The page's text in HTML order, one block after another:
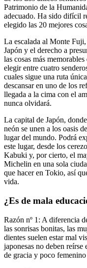
Patrimonio de la
adecuado. Ha sido difícil
elegido las 20 mejores
La escalada al Monte
Japón y el derecho a
las cosas más
elegir entre cuatro
cuales sigue una ruta
descansar en uno de los
llegada a la cima con el
nunca olvidará.
La capital de Japón,
neón se unen a los oasis
lugar del mundo. Podrá
este lugar, desde los
Kabuki y, por cierto, el
Michelin en una sola
que hacer en Tokio, así
vida.
¿Es de mala
Razón nº 1: A diferencia
las sonrisas bonitas, las
dientes suelen estar mal
japonesas no deben
de gracia y poco